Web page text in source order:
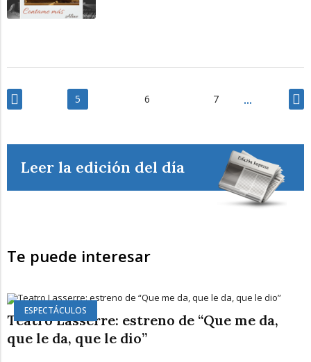
5 6 7
Leer la edición del día
Te puede interesar
ESPECTÁCULOS
Teatro Lasserre: estreno de “Que me da,
que le da, que le dio”